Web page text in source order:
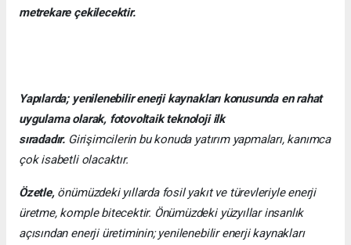
metrekare çekilecektir.
Yapılarda; yenilenebilir enerji kaynakları konusunda en rahat
uygulama olarak, fotovoltaik teknoloji ilk
sıradadır. Girişimcilerin bu konuda yatırım yapmaları, kanımca
çok isabetli olacaktır.
Özetle,önümüzdeki yıllarda fosil yakıt ve türevleriyle enerji
üretme, komple bitecektir. Önümüzdeki yüzyıllar insanlık
açısından enerji üretiminin; yenilenebilir enerji kaynakları